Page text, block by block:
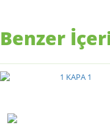
Benzer